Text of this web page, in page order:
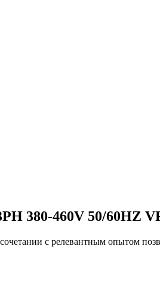
380-460V 50/60HZ
с релевантным опытом